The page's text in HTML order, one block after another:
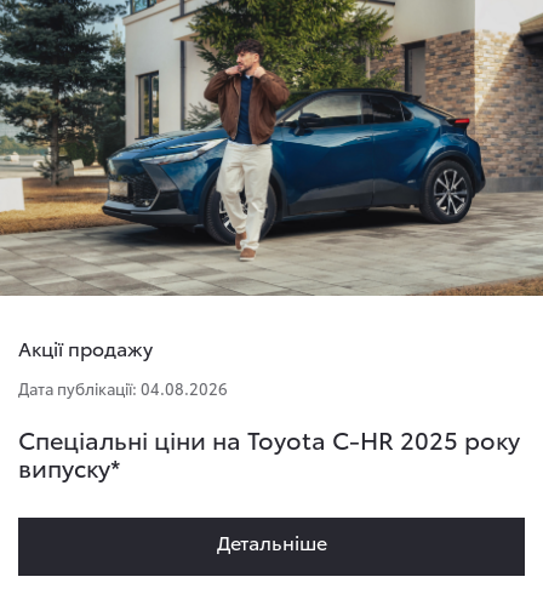
Акції продажу
Дата публікації: 04.08.2026
Спеціальні ціни на Toyota C-HR 2025 року
випуску*
Детальнiше